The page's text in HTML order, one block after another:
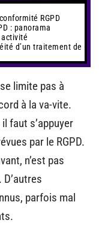
RGPD
: panorama
d’un traitement de
limite pas à
à la va-vite.
faut s’appuyer
par le RGPD.
n’est pas
parfois mal